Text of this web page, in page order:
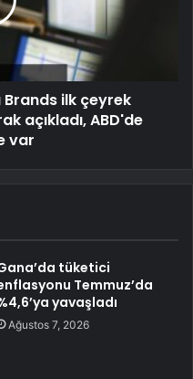
Brands ilk çeyrek
açıkladı, ABD'de
var
tüketici
Temmuz’da
yavaşladı
Ağustos 7, 2026